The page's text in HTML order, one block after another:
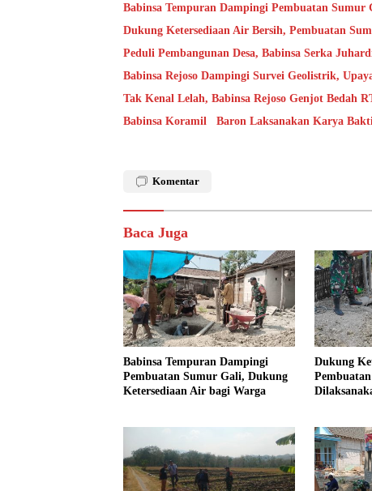
Babinsa Tempuran Dampingi Pembuatan
Dukung Ketersediaan Air Bersih, Pembuatan
Peduli Pembangunan Desa, Babinsa Serka
Babinsa Rejoso Dampingi Survei Geolistrik,
Tak Kenal Lelah, Babinsa Rejoso Genjot Bedah
Babinsa Koramil Baron Laksanakan Karya
Komentar
Baca Juga
Babinsa Tempuran Dampingi
Pembuatan Sumur Gali, Dukung
Ketersediaan Air bagi Warga
Dukung